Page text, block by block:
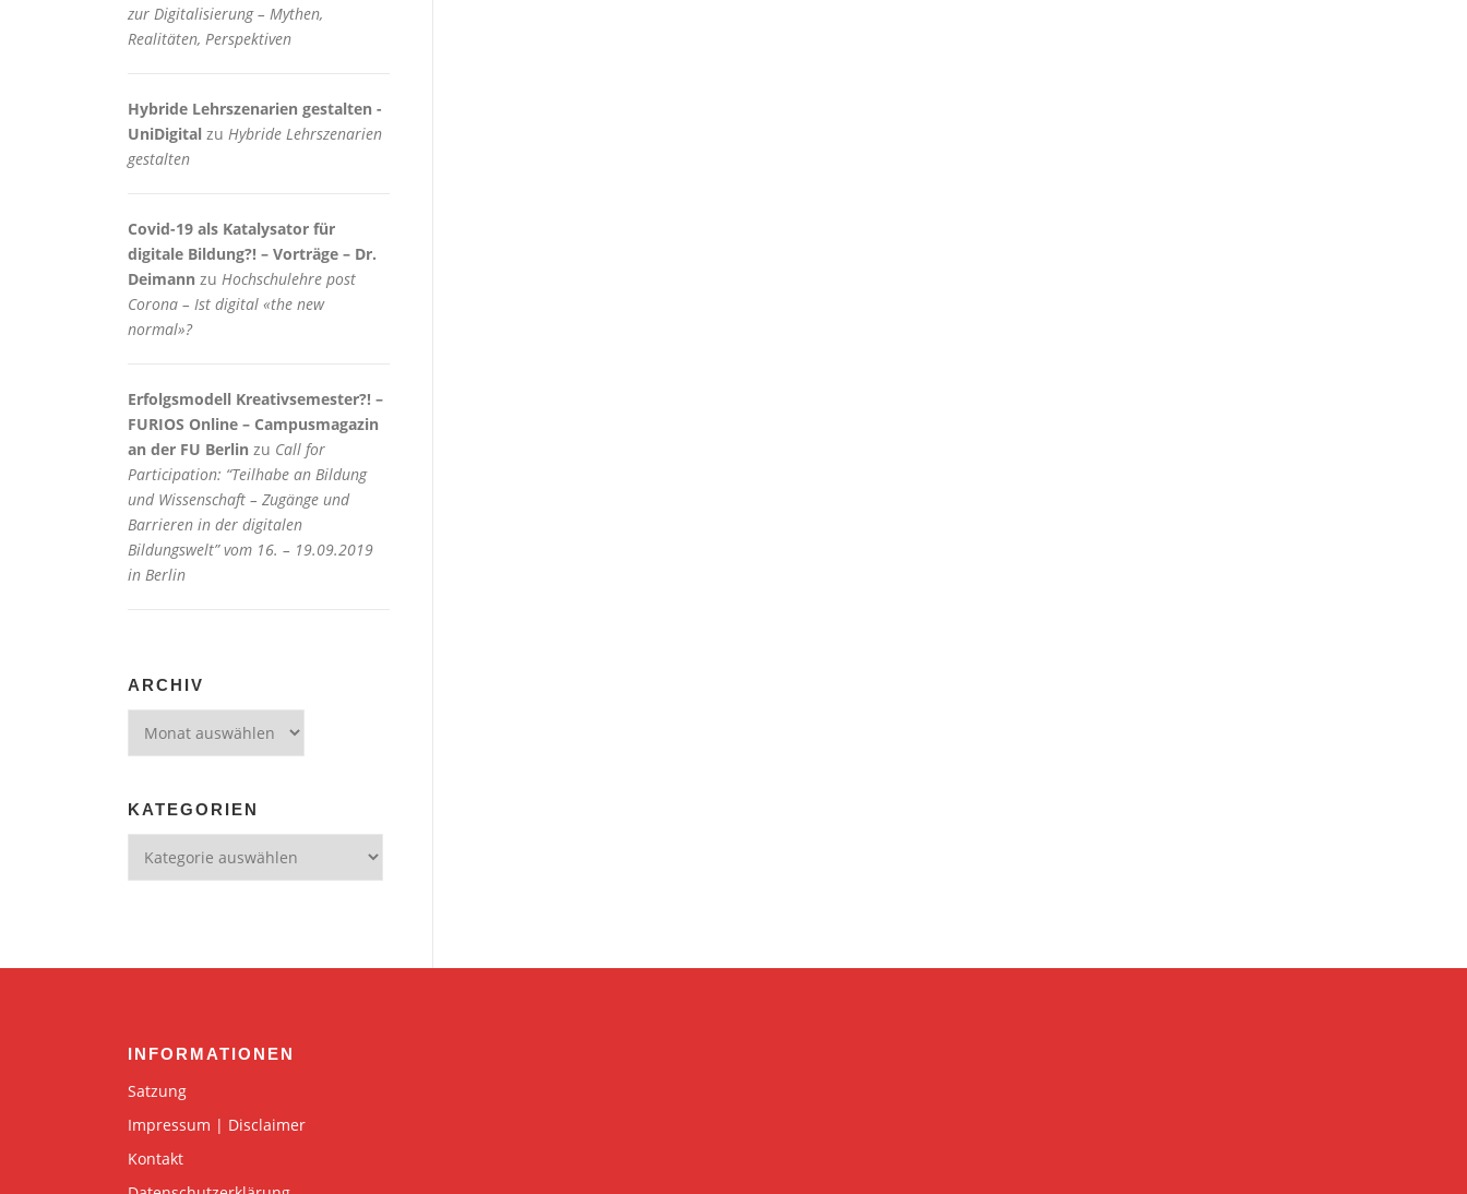
zur Digitalisierung – Mythen,
Realitäten, Perspektiven
Hybride Lehrszenarien gestalten -
UniDigital zu Hybride Lehrszenarien
gestalten
Covid-19 als Katalysator für
digitale Bildung?! – Vorträge – Dr.
Deimann zu Hochschulehre post
Corona – Ist digital «the new
normal»?
Erfolgsmodell Kreativsemester?! –
FURIOS Online – Campusmagazin
an der FU Berlin zu Call for
Participation: “Teilhabe an Bildung
und Wissenschaft – Zugänge und
Barrieren in der digitalen
Bildungswelt” vom 16. – 19.09.2019
in Berlin
ARCHIV
KATEGORIEN
INFORMATIONEN
Satzung
Impressum | Disclaimer
Kontakt